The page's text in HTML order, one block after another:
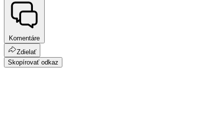
Komentáre
Zdielať
Skopírovať odkaz